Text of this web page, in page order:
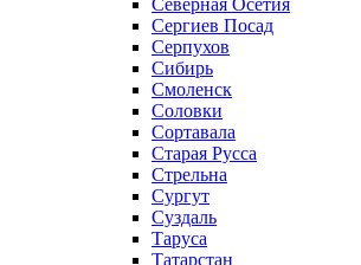
Северная Осетия
Сергиев Посад
Серпухов
Сибирь
Смоленск
Соловки
Сортавала
Старая Русса
Стрельна
Сургут
Суздаль
Таруса
Татарстан